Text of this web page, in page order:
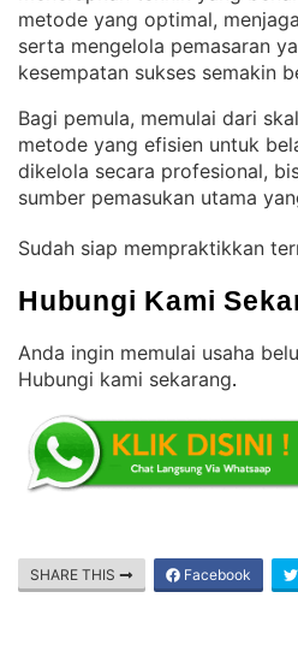
metode yang optimal,
serta mengelola pemasaran
kesempatan sukses semakin
Bagi pemula, memulai dari
metode yang efisien untuk
dikelola secara profesional,
sumber pemasukan utama
Sudah siap mempraktikkan
Hubungi Kami
Anda ingin memulai usaha
Hubungi kami sekarang.
SHARE THIS Facebook